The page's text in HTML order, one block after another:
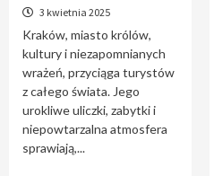
3 kwietnia 2025
Kraków, miasto królów,
kultury i niezapomnianych
wrażeń, przyciąga turystów
z całego świata. Jego
urokliwe uliczki, zabytki i
niepowtarzalna atmosfera
sprawiają,...